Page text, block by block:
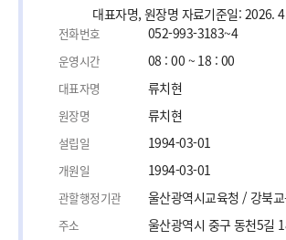
대표자명, 원장명 자료기준일: 2026.
전화번호 052-993-3183~4
운영시간 08 : 00 ~ 18 : 00
대표자명 류치현
원장명 류치현
설립일 1994-03-01
개원일 1994-03-01
관할행정기관 울산광역시교육청 / 강북
주소 울산광역시 중구 동천5길